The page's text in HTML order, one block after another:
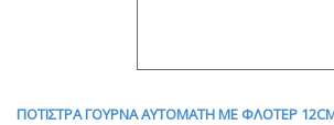
ΠΟΤΙΣΤΡΑ ΓΟΥΡΝΑ ΑΥΤΟΜΑΤΗ ΜΕ ΦΛΟΤΕΡ